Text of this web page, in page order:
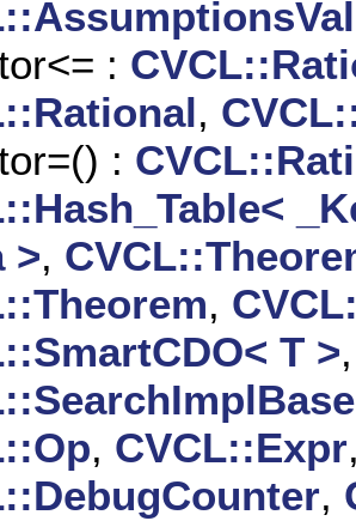
:
,
:
>,
,
T >,
, CVCL::Expr
,